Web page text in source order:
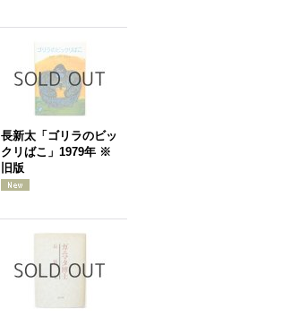
長新太「ゴリラのビッ
クリばこ」1979年 ※
旧版